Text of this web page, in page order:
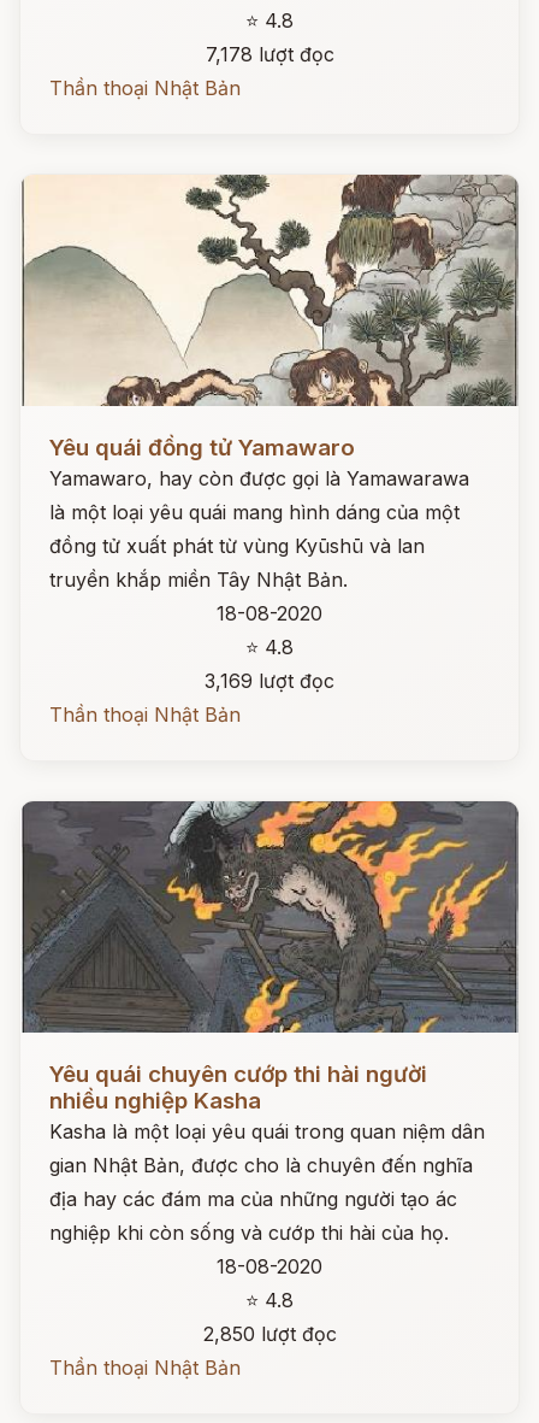
⭐ 4.8
7,178 lượt đọc
Thần thoại Nhật Bản
Yêu quái đồng tử Yamawaro
Yamawaro, hay còn được gọi là Yamawarawa
là một loại yêu quái mang hình dáng của một
đồng tử xuất phát từ vùng Kyūshū và lan
truyền khắp miền Tây Nhật Bản.
18-08-2020
⭐ 4.8
3,169 lượt đọc
Thần thoại Nhật Bản
Yêu quái chuyên cướp thi hài người
nhiều nghiệp Kasha
Kasha là một loại yêu quái trong quan niệm dân
gian Nhật Bản, được cho là chuyên đến nghĩa
địa hay các đám ma của những người tạo ác
nghiệp khi còn sống và cướp thi hài của họ.
18-08-2020
⭐ 4.8
2,850 lượt đọc
Thần thoại Nhật Bản